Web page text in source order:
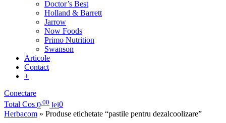
Doctor’s Best
Holland & Barrett
Jarrow
Now Foods
Primo Nutrition
Swanson
Articole
Contact
+
Conectare
Total Cos 0 .00 lei0
Herbacom » Produse etichetate “pastile pentru dezalcoolizare”